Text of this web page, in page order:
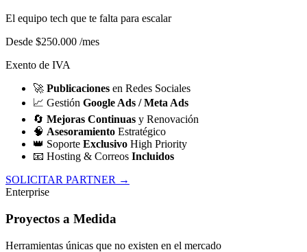
El equipo tech que te falta para escalar
Desde $250.000 /mes
Exento de IVA
🚀 Publicaciones en Redes Sociales
📈 Gestión Google Ads / Meta Ads
🔄 Mejoras Continuas y Renovación
🧠 Asesoramiento Estratégico
👑 Soporte Exclusivo High Priority
📧 Hosting & Correos Incluidos
SOLICITAR PARTNER →
Enterprise
Proyectos a Medida
Herramientas únicas que no existen en el mercado